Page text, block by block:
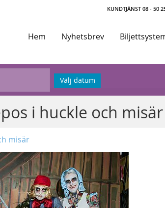
KUNDTJÄNST 08 - 50
Hem Nyhetsbrev
Välj datum
i huckle och misär
misär